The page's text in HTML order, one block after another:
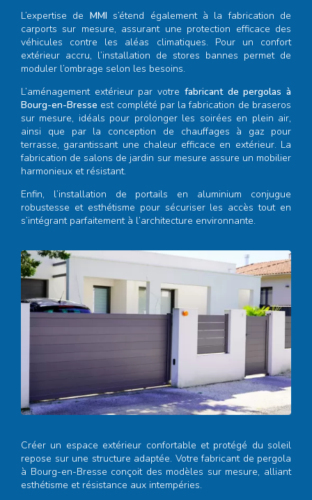
L’expertise de MMIs’étend également à la fabrication de
carports sur mesure, assurant une protection efficace des
véhicules contre les aléas climatiques. Pour un confort
extérieur accru, l’installation de stores bannes permet de
moduler l’ombrage selon les besoins.
L’aménagement extérieur par votre fabricant de pergolas à
Bourg-en-Bresse est complété par la fabrication de braseros
sur mesure, idéals pour prolonger les soirées en plein air,
ainsi que par la conception de chauffages à gaz pour
terrasse, garantissant une chaleur efficace en extérieur. La
fabrication de salons de jardin sur mesure assure un mobilier
harmonieux et résistant.
Enfin, l’installation de portails en aluminium conjugue
robustesse et esthétisme pour sécuriser les accès tout en
s’intégrant parfaitement à l’architecture environnante.
Créer un espace extérieur confortable et protégé du soleil
repose sur une structure adaptée. Votrefabricant de pergola
à Bourg-en-Bresse conçoit des modèles sur mesure, alliant
esthétisme et résistance aux intempéries.